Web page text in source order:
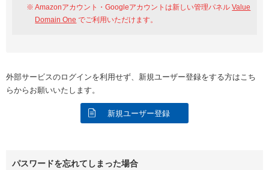
Amazonアカウント・Googleアカウントは新しい管理パネルValue
Domain One でご利用いただけます。
外部サービスのログインを利用せず、新規ユーザー登録をする方はこち
らからお願いいたします。
新規ユーザー登録
パスワードを忘れてしまった場合